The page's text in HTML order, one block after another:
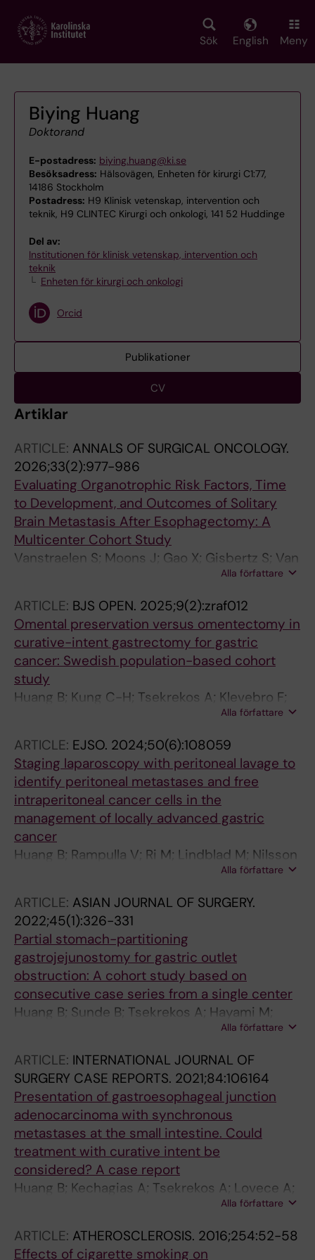
main
Sök English Meny
Biying Huang
Doktorand
E-postadress: biying.huang@ki.se
Besöksadress: Hälsovägen, Enheten för kirurgi C1:77,
14186 Stockholm
Postadress: H9 Klinisk vetenskap, intervention och
teknik, H9 CLINTEC Kirurgi och onkologi, 141 52 Huddinge
Del av:
Institutionen för klinisk vetenskap, intervention och
teknik
Enheten för kirurgi och onkologi
Orcid
Publikationer
CV
Artiklar
ARTICLE: ANNALS OF SURGICAL ONCOLOGY.
2026;33(2):977-986
Evaluating Organotrophic Risk Factors, Time
to Development, and Outcomes of Solitary
Brain Metastasis After Esophagectomy: A
Multicenter Cohort Study
Vanstraelen S; Moons J; Gao X; Gisbertz S; Van
Den Bosch J; Huang B; Nilsson M; Sosef M; van
Berge Henegouwen MI; Wijnhoven B; Van Veer
H; Lerut T; Nafteux P; Depypere L
Alla författare
ARTICLE: BJS OPEN. 2025;9(2):zraf012
Omental preservation versus omentectomy in
curative-intent gastrectomy for gastric
cancer: Swedish population-based cohort
study
Huang B; Kung C-H; Tsekrekos A; Klevebro F;
Mayerhofer R; Engblom LV; Lindblad M;
Hedberg J; Szabo E; Edholm D; Smedh U;
Johansson J; Rouvelas I; Nilsson M
Alla författare
ARTICLE: EJSO. 2024;50(6):108059
Staging laparoscopy with peritoneal lavage to
identify peritoneal metastases and free
intraperitoneal cancer cells in the
management of locally advanced gastric
cancer
Huang B; Rampulla V; Ri M; Lindblad M; Nilsson
Alla författare
ARTICLE: ASIAN JOURNAL OF SURGERY.
2022;45(1):326-331
Partial stomach-partitioning
gastrojejunostomy for gastric outlet
obstruction: A cohort study based on
consecutive case series from a single center
Huang B; Sunde B; Tsekrekos A; Hayami M;
Rouvelas I; Nilsson M; Lindblad M; Klevebro F
Alla författare
ARTICLE: INTERNATIONAL JOURNAL OF
SURGERY CASE REPORTS. 2021;84:106164
Presentation of gastroesophageal junction
adenocarcinoma with synchronous
metastases at the small intestine. Could
treatment with curative intent be
considered? A case report
Huang B; Kechagias A; Tsekrekos A; Lovece A;
Alla författare
ARTICLE: ATHEROSCLEROSIS. 2016;254:52-58
Effects of cigarette smoking on